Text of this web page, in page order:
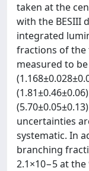
taken at the
with the BESIII
integrated
fractions of the
measured to
uncertainties
systematic. In
branching
2.1×10−5 at